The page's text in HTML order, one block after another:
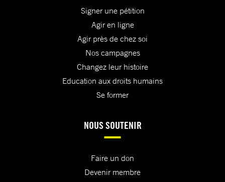
Signer une pétition
Agir en ligne
Agir près de chez soi
Nos campagnes
Changez leur histoire
Education aux droits humains
Se former
NOUS SOUTENIR
Faire un don
Devenir membre